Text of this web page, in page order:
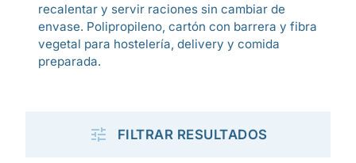
recalentar y servir raciones sin cambiar de
envase. Polipropileno, cartón con barrera y fibra
vegetal para hostelería, delivery y comida
preparada.
 FILTRAR RESULTADOS